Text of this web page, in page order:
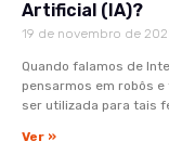
Artificial (IA)?
19 de novembro de
Quando falamos de
pensarmos em robôs
ser utilizada para tais
Ver »